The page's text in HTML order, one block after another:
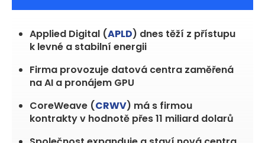
Applied Digital (APLD) dnes těží z přístupu
k levné a stabilní energii
Firma provozuje datová centra zaměřená
na AI a pronájem GPU
CoreWeave (CRWV) má s firmou
kontrakty v hodnotě přes 11 miliard dolarů